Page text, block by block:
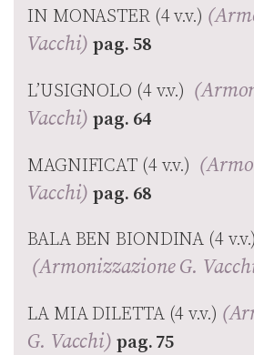
IN MONASTER (4 v.v.)
Vacchi) pag. 58
L’USIGNOLO (4 v.v.)
Vacchi) pag. 64
MAGNIFICAT (4 v.v.)
Vacchi) pag. 68
BALA BEN BIONDINA (4 v.v.)
(Armonizzazione G.
LA MIA DILETTA (4 v.v.)
G. Vacchi) pag. 75